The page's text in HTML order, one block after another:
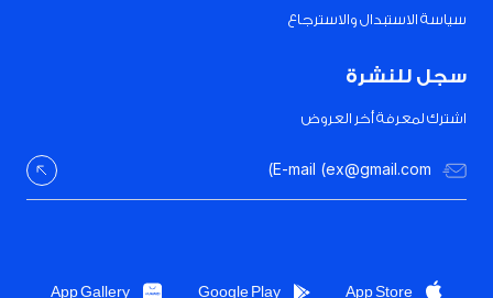
سياسة الاستبدال والاسترجاع
سجل للنشرة
اشترك لمعرفة أخر العروض
App Store
Google Play
App Gallery